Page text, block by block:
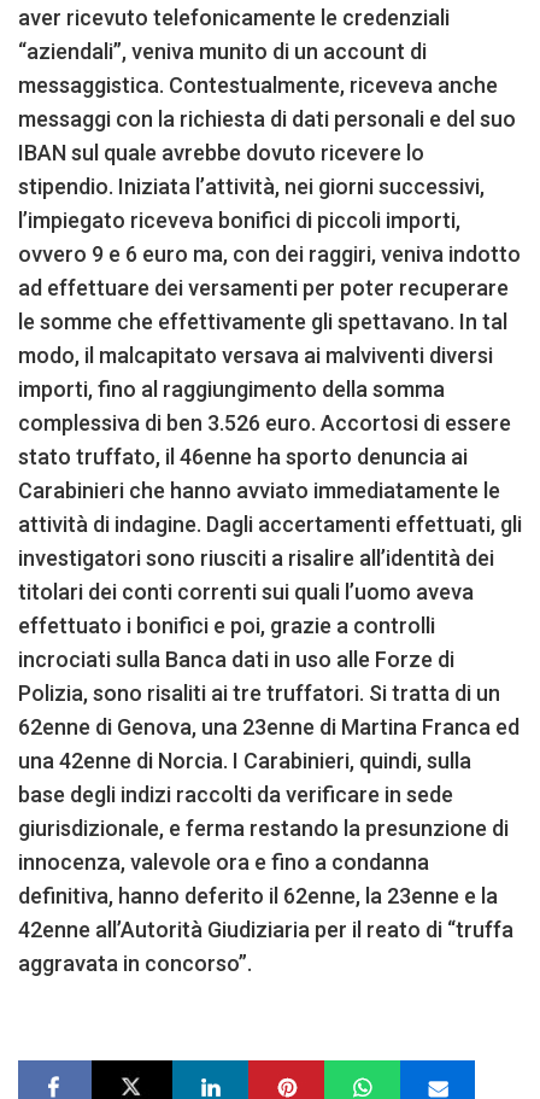
aver ricevuto telefonicamente le credenziali
“aziendali”, veniva munito di un account di
messaggistica. Contestualmente, riceveva anche
messaggi con la richiesta di dati personali e del suo
IBAN sul quale avrebbe dovuto ricevere lo
stipendio. Iniziata l’attività, nei giorni successivi,
l’impiegato riceveva bonifici di piccoli importi,
ovvero 9 e 6 euro ma, con dei raggiri, veniva indotto
ad effettuare dei versamenti per poter recuperare
le somme che effettivamente gli spettavano. In tal
modo, il malcapitato versava ai malviventi diversi
importi, fino al raggiungimento della somma
complessiva di ben 3.526 euro. Accortosi di essere
stato truffato, il 46enne ha sporto denuncia ai
Carabinieri che hanno avviato immediatamente le
attività di indagine. Dagli accertamenti effettuati, gli
investigatori sono riusciti a risalire all’identità dei
titolari dei conti correnti sui quali l’uomo aveva
effettuato i bonifici e poi, grazie a controlli
incrociati sulla Banca dati in uso alle Forze di
Polizia, sono risaliti ai tre truffatori. Si tratta di un
62enne di Genova, una 23enne di Martina Franca ed
una 42enne di Norcia. I Carabinieri, quindi, sulla
base degli indizi raccolti da verificare in sede
giurisdizionale, e ferma restando la presunzione di
innocenza, valevole ora e fino a condanna
definitiva, hanno deferito il 62enne, la 23enne e la
42enne all’Autorità Giudiziaria per il reato di “truffa
aggravata in concorso”.